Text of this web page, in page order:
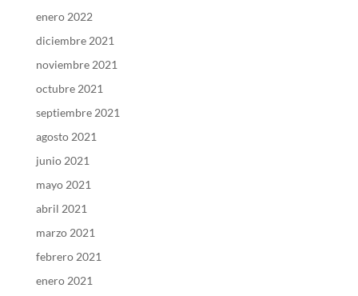
enero 2022
diciembre 2021
noviembre 2021
octubre 2021
septiembre 2021
agosto 2021
junio 2021
mayo 2021
abril 2021
marzo 2021
febrero 2021
enero 2021